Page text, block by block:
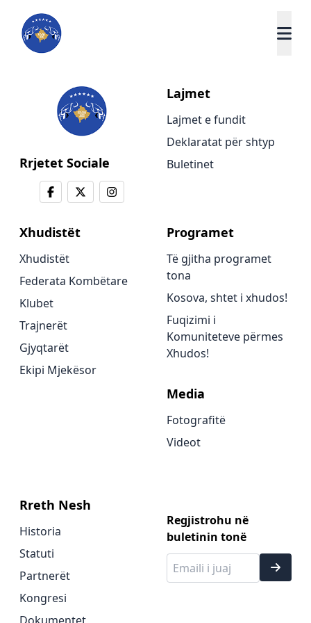
Rrjetet Sociale
Lajmet
Lajmet e fundit
Deklaratat për shtyp
Buletinet
Xhudistët
Xhudistët
Federata Kombëtare
Klubet
Trajnerët
Gjyqtarët
Ekipi Mjekësor
Programet
Të gjitha programet
tona
Kosova, shtet i xhudos!
Fuqizimi i
Komuniteteve përmes
Xhudos!
Media
Fotografitë
Videot
Rreth Nesh
Historia
Statuti
Partnerët
Kongresi
Regjistrohu në
buletinin tonë